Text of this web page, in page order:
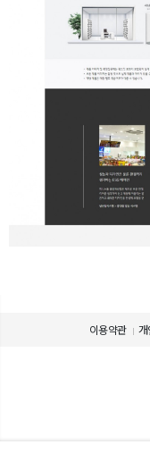
제품 사용
제품의 사용
이용약관 개